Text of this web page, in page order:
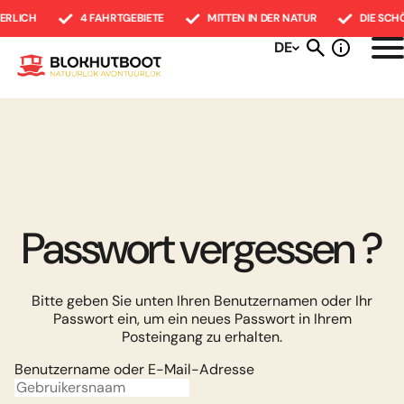
4 FAHRTGEBIETE MITTEN IN DER NATUR DIE
Blockhausboot magazin
Fahreinweisung
Häufig gestellte Fragen
Unser vielseitigste Fahrtgebiet mit
perfekten Stränden, aber auch
schönen Häfen wie der Festungsstadt
Heusden, wo Sie über Nacht anlegen
können.
Angelseen in Holland
Raubfischen
Karpfenangeln
DE
Passwort vergessen ?
Bitte geben Sie unten Ihren Benutzernamen oder Ihr
Passwort ein, um ein neues Passwort in Ihrem
Posteingang zu erhalten.
Benutzername oder E-Mail-Adresse